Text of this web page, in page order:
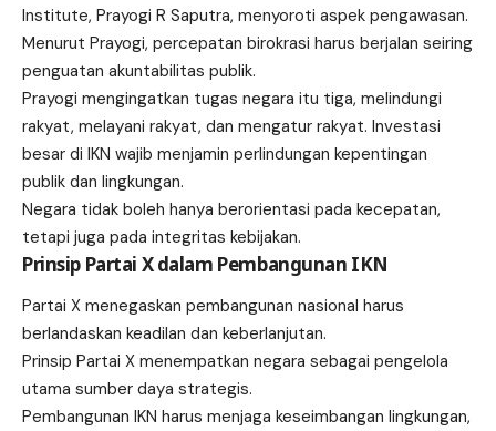
Institute, Prayogi R Saputra, menyoroti aspek pengawasan.
Menurut Prayogi, percepatan birokrasi harus berjalan seiring
penguatan akuntabilitas publik.
Prayogi mengingatkan tugas negara itu tiga, melindungi
rakyat, melayani rakyat, dan mengatur rakyat. Investasi
besar di IKN wajib menjamin perlindungan kepentingan
publik dan lingkungan.
Negara tidak boleh hanya berorientasi pada kecepatan,
tetapi juga pada integritas kebijakan.
Prinsip Partai X dalam Pembangunan IKN
Partai X menegaskan pembangunan nasional harus
berlandaskan keadilan dan keberlanjutan.
Prinsip Partai X menempatkan negara sebagai pengelola
utama sumber daya strategis.
Pembangunan IKN harus menjaga keseimbangan lingkungan,